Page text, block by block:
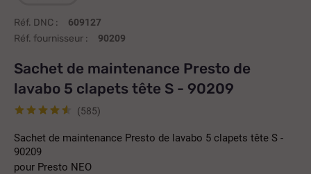
Réf. DNC : 609127
Réf. fournisseur : 90209
Sachet de maintenance Presto de
lavabo 5 clapets tête S - 90209
(585)
Sachet de maintenance Presto de lavabo 5 clapets tête S -
90209
pour Presto NEO